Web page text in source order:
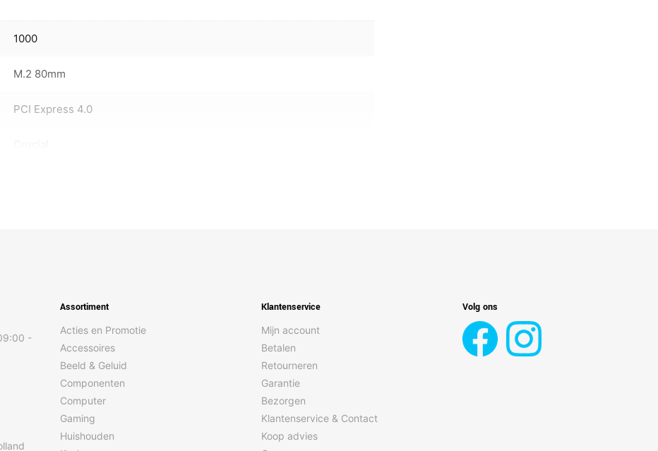
1000
M.2 80mm
PCI Express 4.0
-
Assortiment
Acties en Promotie
Accessoires
Beeld & Geluid
Componenten
Computer
Gaming
Huishouden
Klantenservice
Mijn account
Betalen
Retourneren
Garantie
Bezorgen
Klantenservice & Contact
Koop advies
Volg ons